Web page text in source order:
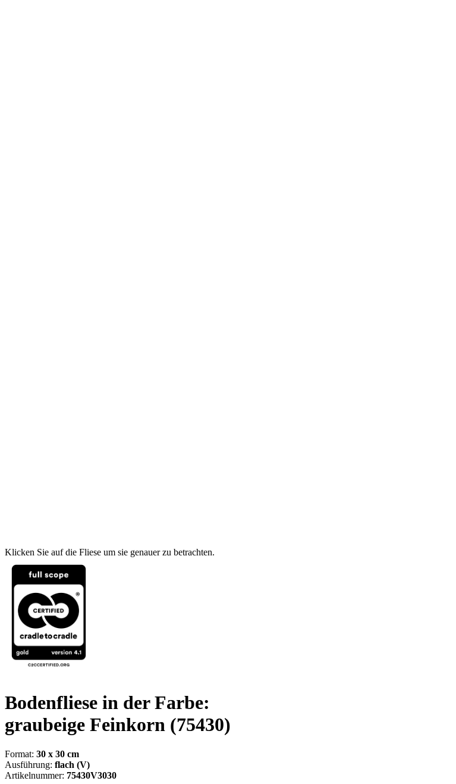
Klicken Sie auf die Fliese um sie genauer zu betrachten.
Bodenfliese in der Farbe:
graubeige Feinkorn (75430)
Format: 30 x 30 cm
Ausführung: flach (V)
Artikelnummer: 75430V3030